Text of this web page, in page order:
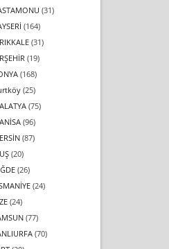
(31)
(164)
(31)
(19)
(168)
(25)
(75)
(96)
(87)
(20)
(26)
(24)
(24)
(77)
(70)